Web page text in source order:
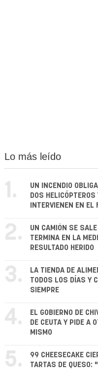
Lo más leído
1.
UN INCENDIO
DOS
INTERVIENEN EN EL
2.
UN CAMIÓN SE
TERMINA EN LA
RESULTADO HERIDO
3.
LA TIENDA DE
TODOS LOS DÍAS Y
SIEMPRE
4.
EL GOBIERNO DE
DE CEUTA Y PIDE A
MISMO
5.
99 CHEESECAKE
TARTAS DE QUESO: